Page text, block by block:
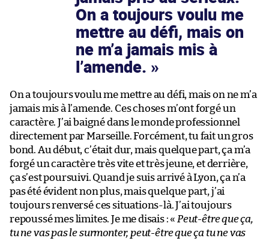
On a toujours voulu me
mettre au défi, mais on
ne m’a jamais mis à
l’amende.
On a toujours voulu me mettre au défi, mais on ne m’a
jamais mis à l’amende. Ces choses m’ont forgé un
caractère. J’ai baigné dans le monde professionnel
directement par Marseille. Forcément, tu fait un gros
bond. Au début, c’était dur, mais quelque part, ça m’a
forgé un caractère très vite et très jeune, et derrière,
ça s’est poursuivi. Quand je suis arrivé à Lyon, ça n’a
pas été évident non plus, mais quelque part, j’ai
toujours renversé ces situations-là. J’ai toujours
repoussé mes limites. Je me disais : « Peut-être que ça,
tu ne vas pas le surmonter, peut-être que ça tu ne vas